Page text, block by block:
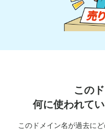
この
何に使われて
このドメイン名が過去に